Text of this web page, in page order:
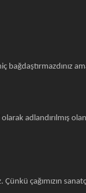
adlandırılmış
çağımızın